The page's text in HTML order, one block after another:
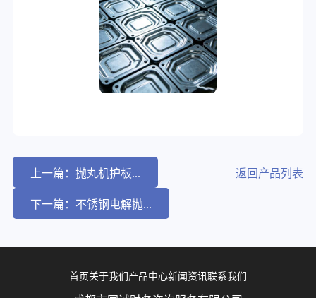
上一篇：抛丸机护板... 返回产品列表
下一篇：不锈钢电解抛...
首页 关于我们 产品中心新闻资讯联系我们